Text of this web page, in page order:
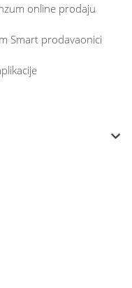
online prodaju
Smart prodavaonici